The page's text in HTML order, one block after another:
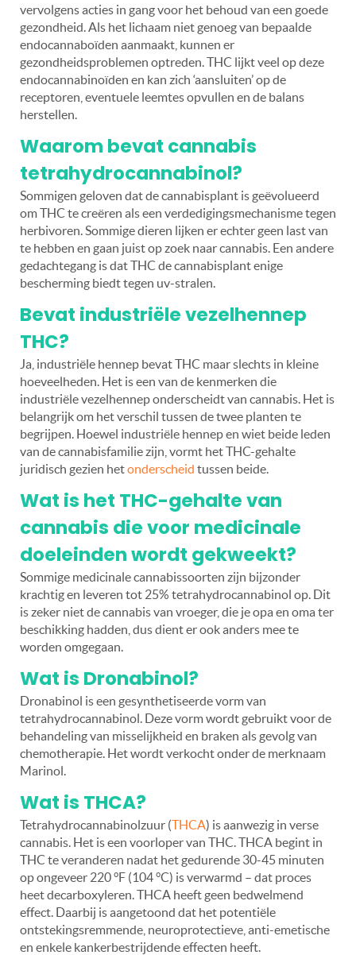
vervolgens acties in gang voor het behoud van een goede
gezondheid. Als het lichaam niet genoeg van bepaalde
endocannaboïden aanmaakt, kunnen er
gezondheidsproblemen optreden. THC lijkt veel op deze
endocannabinoïden en kan zich ‘aansluiten’ op de
receptoren, eventuele leemtes opvullen en de balans
herstellen.
Waarom bevat cannabis
tetrahydrocannabinol?
Sommigen geloven dat de cannabisplant is geëvolueerd
om THC te creëren als een verdedigingsmechanisme tegen
herbivoren. Sommige dieren lijken er echter geen last van
te hebben en gaan juist op zoek naar cannabis. Een andere
gedachtegang is dat THC de cannabisplant enige
bescherming biedt tegen uv-stralen.
Bevat industriële vezelhennep
THC?
Ja, industriële hennep bevat THC maar slechts in kleine
hoeveelheden. Het is een van de kenmerken die
industriële vezelhennep onderscheidt van cannabis. Het is
belangrijk om het verschil tussen de twee planten te
begrijpen. Hoewel industriële hennep en wiet beide leden
van de cannabisfamilie zijn, vormt het THC-gehalte
juridisch gezien hetonderscheid tussen beide.
Wat is het THC-gehalte van
cannabis die voor medicinale
doeleinden wordt gekweekt?
Sommige medicinale cannabissoorten zijn bijzonder
krachtig en leveren tot 25% tetrahydrocannabinol op. Dit
is zeker niet de cannabis van vroeger, die je opa en oma ter
beschikking hadden, dus dient er ook anders mee te
worden omgegaan.
Wat is Dronabinol?
Dronabinol is een gesynthetiseerde vorm van
tetrahydrocannabinol. Deze vorm wordt gebruikt voor de
behandeling van misselijkheid en braken als gevolg van
chemotherapie. Het wordt verkocht onder de merknaam
Marinol.
Wat is THCA?
Tetrahydrocannabinolzuur (THCA) is aanwezig in verse
cannabis. Het is een voorloper van THC. THCA begint in
THC te veranderen nadat het gedurende 30-45 minuten
op ongeveer 220 °F (104 °C) is verwarmd – dat proces
heet decarboxyleren. THCA heeft geen bedwelmend
effect. Daarbij is aangetoond dat het potentiële
ontstekingsremmende, neuroprotectieve, anti-emetische
en enkele kankerbestrijdende effecten heeft.